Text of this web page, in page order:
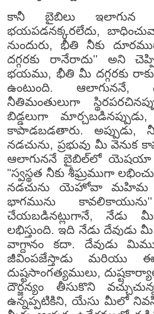
కానీ బైబిలు ఇలాగున
భయపడనక్కరలేదు,
నుందురు, భీతి నీకు
దగ్గరకు రానేరాదు'' అని
భయము, భీతి మీ దగ్గరకు
ఉంటుంది. ఆలాగుననే,
నీతిమంతులుగా
బిడ్డలుగా
కాపాడబడతారు. అప్పుడు,
నడచును, ప్రభువు మీ
ఆలాగుననే బైబిల్‌లో యెషయా
"స్వస్థత నీకు శీఘ్రముగా
నడచును యెహోవా మహిమ నీ
భాగమును
చేయబడినట్లుగానే, నేడు
లభిస్తుంది. ఇది నేడు దేవుడు
వాగ్దానం కదా. దేవుడు
జీవింపజేస్తాడు మరియు
దుష్టసాంగత్యములు,
దౌర్జన్యం తీసుకొని
ఉన్నప్పటికిని, యేసు మీలో